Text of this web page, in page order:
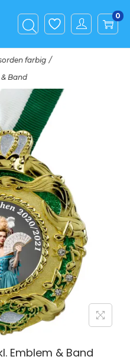
0
farbig /
Band
Emblem & Band